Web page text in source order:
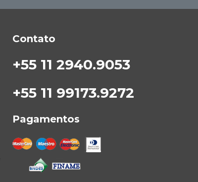
Contato
+55 11 2940.9053
+55 11 99173.9272
Pagamentos